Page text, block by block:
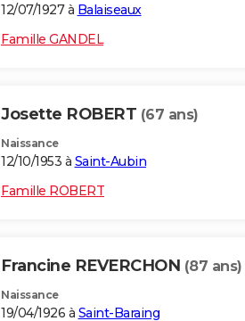
12/07/1927 à Balaiseaux
Famille GANDEL
Josette ROBERT (67 ans)
Naissance
12/10/1953 à Saint-Aubin
Famille ROBERT
Francine REVERCHON (87 ans)
Naissance
19/04/1926 à Saint-Baraing